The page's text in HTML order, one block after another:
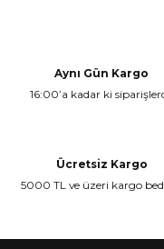
Ürün resmi kalitesiz,
Aynı Gün Kargo
16:00’a kadar ki
Ücretsiz Kargo
5000 TL ve üzeri kargo